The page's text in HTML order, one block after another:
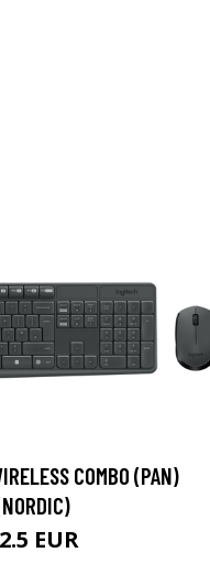
COMBO (PAN)
EUR